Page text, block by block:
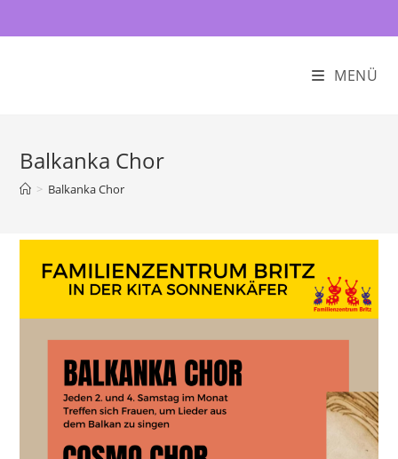
Inhalt
MENÜ
Balkanka Chor
> Balkanka Chor